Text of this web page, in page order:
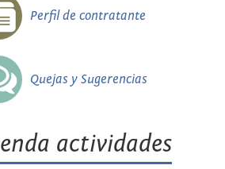
Perfil de contratante
Quejas y Sugerencias
actividades